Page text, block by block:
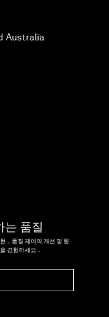
Australia
는 품질
，품질 제어의 개선 및 향
경험하세요．